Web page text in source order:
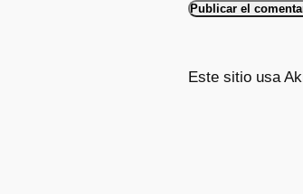
Este sitio usa